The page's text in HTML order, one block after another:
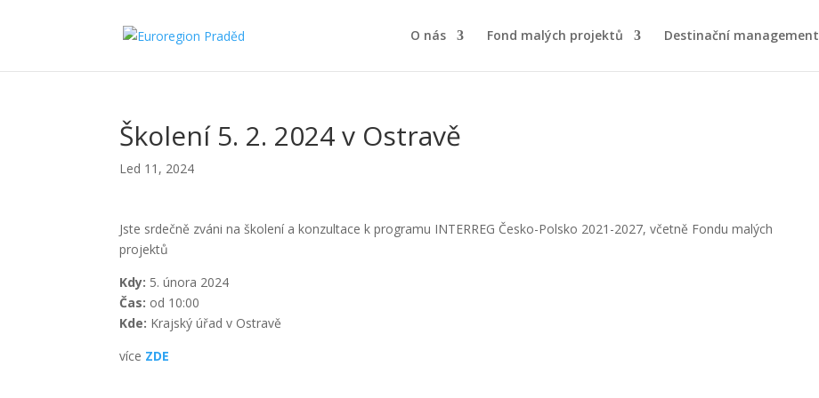
O nás Fond malých projektů Destinační management
Školení 5. 2. 2024 v Ostravě
Led 11, 2024
Jste srdečně zváni na školení a konzultace k programu INTERREG Česko-Polsko 2021-2027, včetně Fondu malých
projektů
Kdy: 5. února 2024
Čas: od 10:00
Kde: Krajský úřad v Ostravě
více ZDE